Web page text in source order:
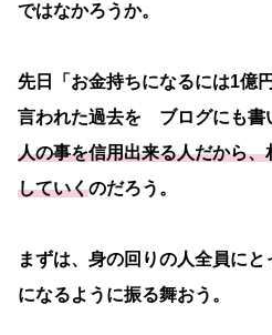
ではなかろうか。
先日「お金持ちになるには1億
言われた過去を ブログにも書
人の事を信用出来る人だから
していくのだろう。
まずは、身の回りの人全員に
になるように振る舞おう。